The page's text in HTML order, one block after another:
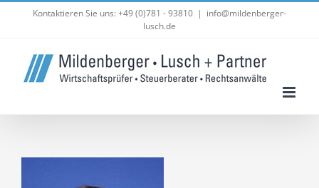
Kontaktieren Sie uns: +49 (0)781 - 93810 | info@mildenberger-
lusch.de